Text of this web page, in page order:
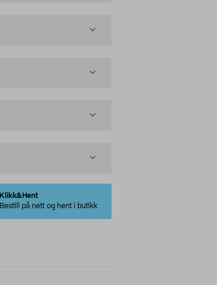
Klikk&Hent
Bestill på nett og hent i butikk